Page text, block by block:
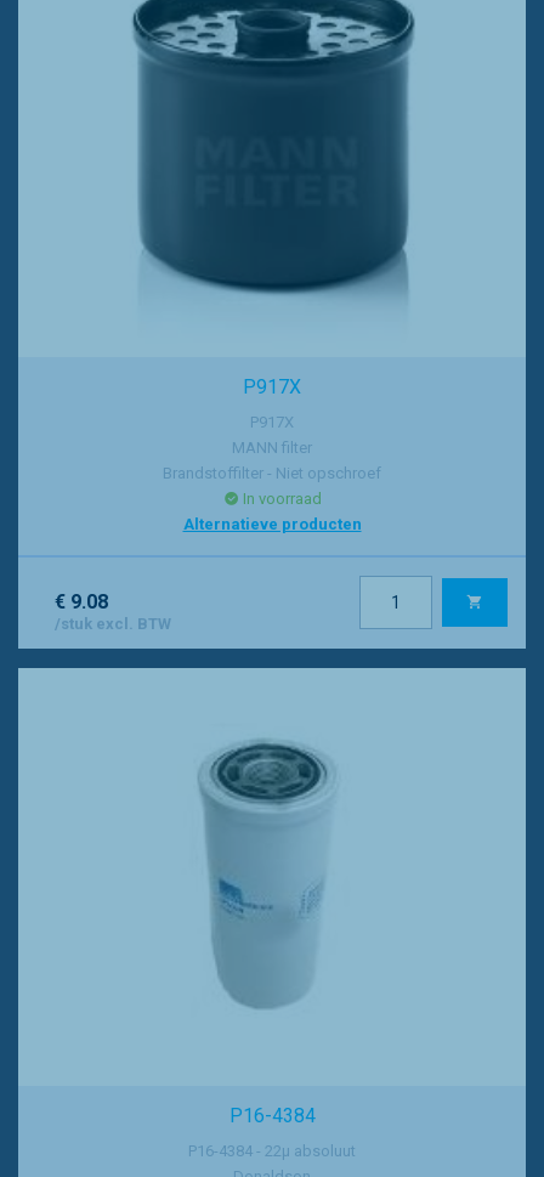
P917X
P917X
MANN filter
Brandstoffilter - Niet opschroef
In voorraad
Alternatieve producten
€ 9.08
/stuk excl. BTW
P16-4384
P16-4384 - 22µ absoluut